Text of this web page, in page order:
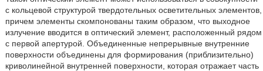
с кольцевой структурой твердотельных осветительных элементов,
причем элементы скомпонованы таким образом, что выходное
излучение вводится в оптический элемент, расположенный рядом
с первой апертурой. Объединенные непрерывные внутренние
поверхности объединены для формирования (приблизительно)
криволинейной внутренней поверхности, которая отражает часть